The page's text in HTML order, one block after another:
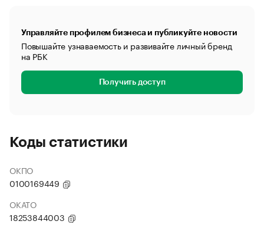
Управляйте профилем бизнеса и публикуйте новости
Повышайте узнаваемость и развивайте личный бренд
на РБК
Получить доступ
Коды статистики
ОКПО
0100169449
ОКАТО
18253844003